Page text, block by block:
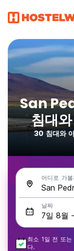
San
침대
30 침대와
어디로 가
날짜
최소 1일 전 또
다.